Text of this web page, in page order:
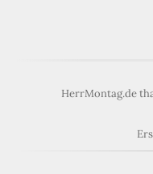
HerrMontag.de